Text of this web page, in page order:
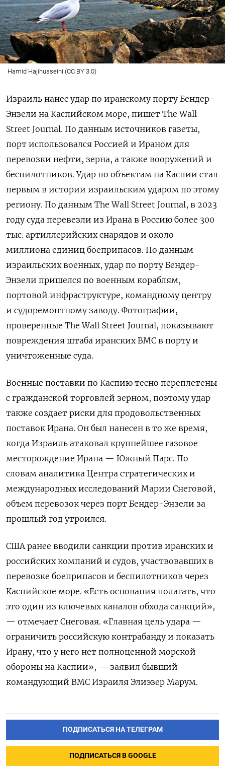
Hamid Hajihusseini (CC BY 3.0)
Израиль нанес удар по иранскому порту Бендер-
Энзели на Каспийском море, пишет The Wall
Street Journal. По данным источников газеты,
порт использовался Россией и Ираном для
перевозки нефти, зерна, а также вооружений и
беспилотников. Удар по объектам на Каспии стал
первым в истории израильским ударом по этому
региону. По данным The Wall Street Journal, в 2023
году суда перевезли из Ирана в Россию более 300
тыс. артиллерийских снарядов и около
миллиона единиц боеприпасов. По данным
израильских военных, удар по порту Бендер-
Энзели пришелся по военным кораблям,
портовой инфраструктуре, командному центру
и судоремонтному заводу. Фотографии,
проверенные The Wall Street Journal, показывают
повреждения штаба иранских ВМС в порту и
уничтоженные суда.
Военные поставки по Каспию тесно переплетены
с гражданской торговлей зерном, поэтому удар
также создает риски для продовольственных
поставок Ирана. Он был нанесен в то же время,
когда Израиль атаковал крупнейшее газовое
месторождение Ирана — Южный Парс. По
словам аналитика Центра стратегических и
международных исследований Марии Снеговой,
объем перевозок через порт Бендер-Энзели за
прошлый год утроился.
США ранее вводили санкции против иранских и
российских компаний и судов, участвовавших в
перевозке боеприпасов и беспилотников через
Каспийское море. «Есть основания полагать, что
это один из ключевых каналов обхода санкций»,
— отмечает Снеговая. «Главная цель удара —
ограничить российскую контрабанду и показать
Ирану, что у него нет полноценной морской
обороны на Каспии», — заявил бывший
командующий ВМС Израиля Элиэзер Марум.
ПОДПИСАТЬСЯ НА ТЕЛЕГРАМ
ПОДПИСАТЬСЯ В GOOGLE